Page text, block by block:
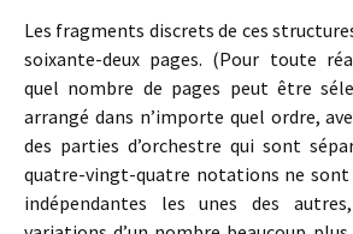
Les fragments discrets de ces
soixante-deux pages. (Pour toute
quel nombre de pages peut être
arrangé dans n’importe quel ordre,
des parties d’orchestre qui sont
quatre-vingt-quatre notations ne
indépendantes les unes des